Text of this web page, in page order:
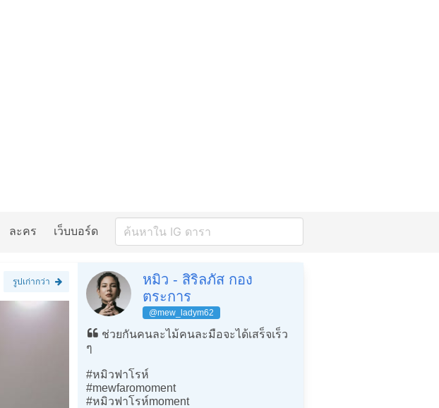
ละคร เว็บบอร์ด
รูปเก่ากว่า
หมิว - สิริลภัส กอง
ตระการ
@mew_ladym62
ช่วยกันคนละไม้คนละมือจะได้เสร็จเร็ว
ๆ
#หมิวฟาโรห์
#mewfaromoment
#หมิวฟาโรห์moment